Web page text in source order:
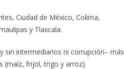
Ciudad de México, Colima,
y Tlaxcala.
sin intermediarios ni corrupción– más
(maíz, frijol, trigo y arroz).